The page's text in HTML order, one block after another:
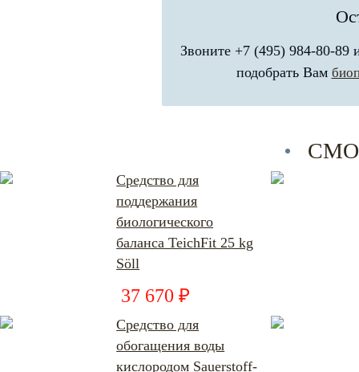
Звоните +7 (495) 984-80-89
подобрать Вам
Средство для
поддержания
биологического
баланса TeichFit 25 kg
Söll
37 670 ₽
Средство для
обогащения воды
кислородом Sauerstoff-